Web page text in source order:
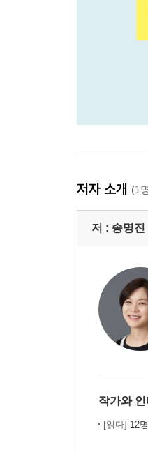
저자 소개 (1
저 : 송명진
작가와
[읽다] 12